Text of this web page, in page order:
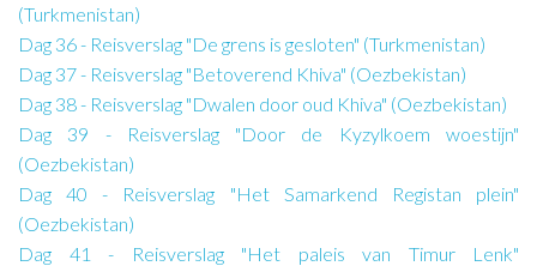
(Turkmenistan)
Dag 36 - Reisverslag "De grens is gesloten" (Turkmenistan)
Dag 37 - Reisverslag "Betoverend Khiva" (Oezbekistan)
Dag 38 - Reisverslag "Dwalen door oud Khiva" (Oezbekistan)
Dag 39 - Reisverslag "Door de Kyzylkoem woestijn"
(Oezbekistan)
Dag 40 - Reisverslag "Het Samarkend Registan plein"
(Oezbekistan)
Dag 41 - Reisverslag "Het paleis van Timur Lenk"